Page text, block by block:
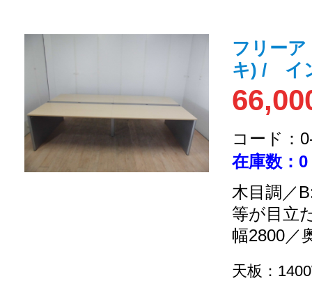
フリー
キ) / イ
コード：
在庫数：0
木目調／
等が目立
幅2800／
天板：